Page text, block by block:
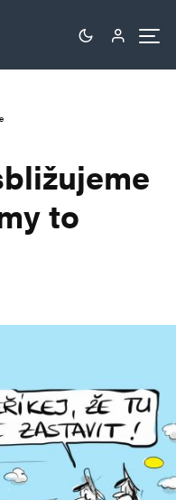
to